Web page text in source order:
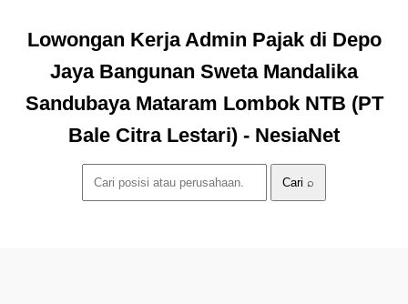
Lowongan Kerja Admin Pajak di Depo
Jaya Bangunan Sweta Mandalika
Sandubaya Mataram Lombok NTB (PT
Bale Citra Lestari) - NesiaNet
Cari ⌕